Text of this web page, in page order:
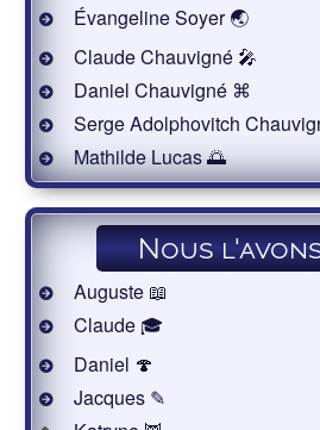
Évangeline Soyer 🌏
Claude Chauvigné 🎤
Daniel Chauvigné ⌘
Serge Adolphovitch
Mathilde Lucas 🌅
Nous
Auguste 📖
Claude 🎓
Daniel 🍄
Jacques ✎